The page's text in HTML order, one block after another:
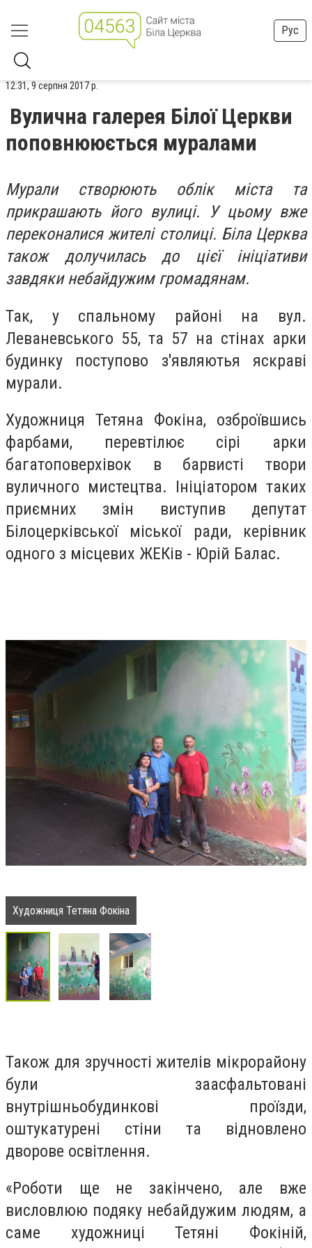
Рус
12:31, 9 серпня 2017 р.
Вулична галерея Білої Церкви
поповнююється муралами
Мурали створюють облік міста та
прикрашають його вулиці. У цьому вже
переконалися жителі столиці. Біла Церква
також долучилась до цієї ініціативи
завдяки небайдужим громадянам.
Так, у спальному районі на вул.
Леваневського 55, та 57 на стінах арки
будинку поступово з'являютья яскраві
мурали.
Художниця Тетяна Фокіна, озброївшись
фарбами, перевтілює сірі арки
багатоповерхівок в барвисті твори
вуличного мистецтва. Ініціатором таких
приємних змін виступив депутат
Білоцерківської міської ради, керівник
одного з місцевих ЖЕКів - Юрій Балас.
Художниця Тетяна Фокіна
Також для зручності жителів мікрорайону
були заасфальтовані
внутрішньобудинкові проїзди,
оштукатурені стіни та відновлено
дворове освітлення.
«Роботи ще не закінчено, але вже
висловлюю подяку небайдужим людям, а
саме художниці Тетяні Фокіній,